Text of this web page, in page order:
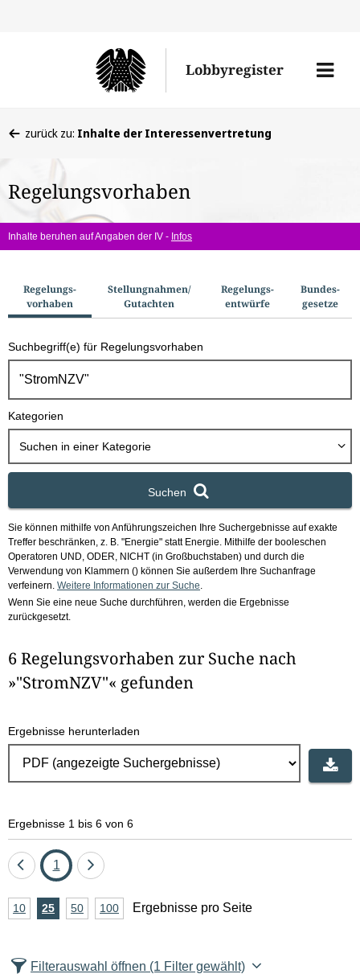
den
Lobbyregister
Menü
befinden
hier:
zurück zu: Inhalte der Interessenvertretung
Regelungsvorhaben
Inhalte beruhen auf Angaben der IV - Infos
u
c
h
o
Regelungs­
vorhaben
Stellungnahmen/​
Gutachten
Regelungs­
entwürfe
Bundes­
gesetze
Suchbegriff(e) für Regelungsvorhaben
Kategorien
Suchen in einer Kategorie
Suchen
Sie können mithilfe von Anführungszeichen Ihre Suchergebnisse auf exakte
Treffer beschränken, z. B. "Energie" statt Energie. Mithilfe der booleschen
Operatoren UND, ODER, NICHT (in Großbuchstaben) und durch die
Verwendung von Klammern () können Sie außerdem Ihre Suchanfrage
verfeinern. Weitere Informationen zur Suche
Wenn Sie eine neue Suche durchführen, werden die Ergebnisse
zurückgesetzt.
6 Regelungsvorhaben zur Suche nach
»"StromNZV"« gefunden
Ergebnisse herunterladen
Ergebnisse 1 bis 6 von 6
Eine
zurück
Seite
1
Eine
vor
A
z
10Ergebnisse
25Ergebnisse
50Ergebnisse
100Ergebnisse
Ergebnisse pro Seite
Filterauswahl öffnen (1 Filter gewählt)